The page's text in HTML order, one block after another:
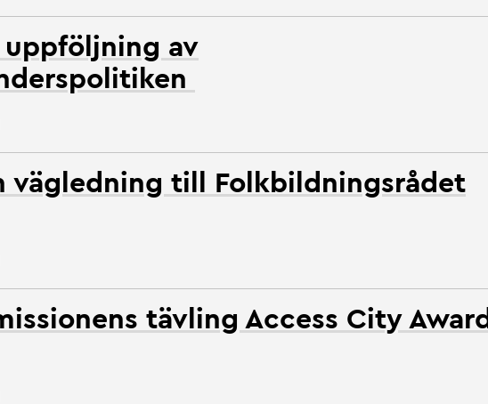
av
vägledning till Folkbildningsrådet
tävling Access City Award